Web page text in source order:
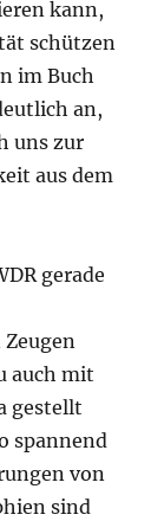
kann,
schützen
im Buch
an,
uns zur
aus dem
gerade
auch mit
gestellt
spannend
von
sind